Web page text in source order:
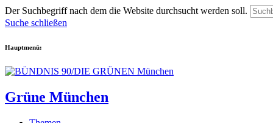
Der Suchbegriff nach dem die Website durchsucht werden soll.
Suche schließen
Hauptmenü:
Grüne München